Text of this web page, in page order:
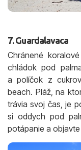
7. Guardalavaca
Chránené
chládok pod
a políčok z
beach. Pláž, na
trávia svoj čas, je
si oddych pod
potápanie a